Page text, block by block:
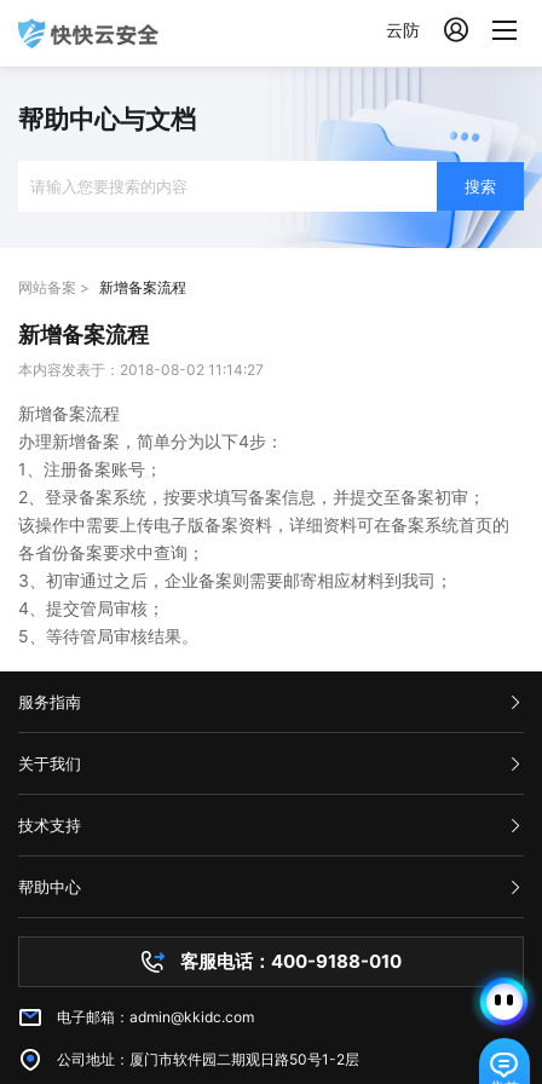
云防 
帮助中心与文档
搜索
网站备案 > 新增备案流程
新增备案流程
本内容发表于：2018-08-02 11:14:27
新增备案流程
办理新增备案，简单分为以下4步：
1、注册备案账号；
2、登录备案系统，按要求填写备案信息，并提交至备案初审；
该操作中需要上传电子版备案资料，详细资料可在备案系统首页的
各省份备案要求中查询；
3、初审通过之后，企业备案则需要邮寄相应材料到我司；
4、提交管局审核；
5、等待管局审核结果。
服务指南
汇款信息
购买流程
服务条款
关于我们
公司介绍
举报中心
隐私声明
技术支持
网站备案
技术文档
帮助中心
服务器问题
市场资讯
客服电话：400-9188-010
电子邮箱：admin@kkidc.com
公司地址：厦门市软件园二期观日路50号1-2层